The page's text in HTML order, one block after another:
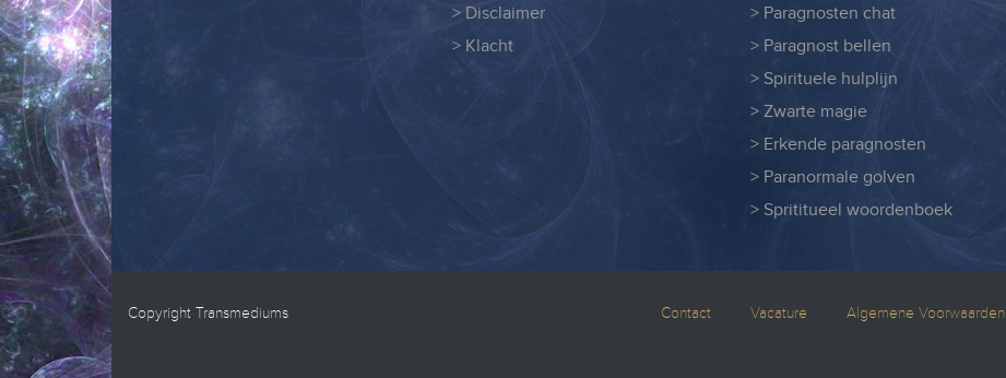
> Disclaimer
> Klacht
> Paragnosten chat
> Paragnost bellen
> Spirituele hulplijn
> Zwarte magie
> Erkende paragnosten
> Paranormale golven
> Sprititueel woordenboek
Contact Vacature Algemene Voorwaarden
Copyright Transmediums